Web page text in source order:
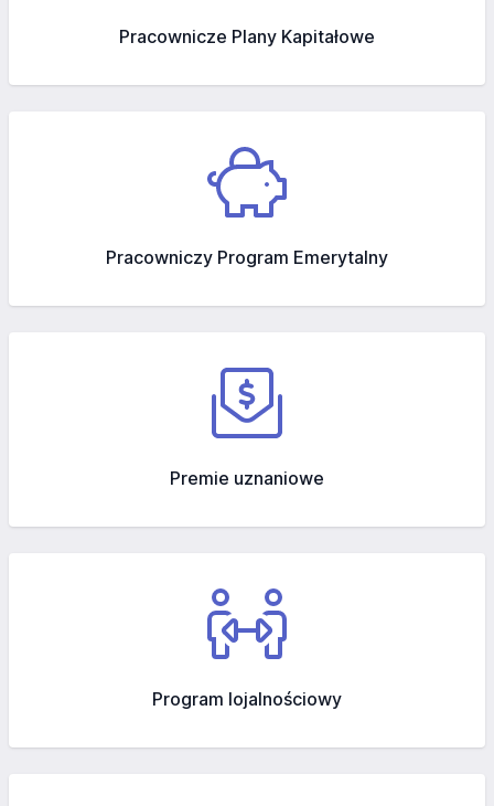
Pracownicze Plany Kapitałowe
Pracowniczy Program Emerytalny
Premie uznaniowe
Program lojalnościowy